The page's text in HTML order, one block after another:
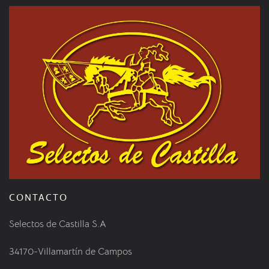
CONTACTO
Selectos de Castilla S.A
34170-Villamartín de Campos